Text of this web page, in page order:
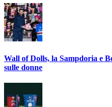
Wall of Dolls, la Sampdoria e
sulle donne